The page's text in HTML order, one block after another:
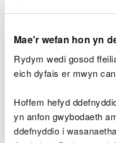
Mae'r wefan hon yn
Rydym wedi gosod
eich dyfais er mwyn
Hoffem hefyd
yn anfon gwybodaeth
ddefnyddio i
Nid yw sancsiynau
hon.
Methu â
adran 46 Deddf